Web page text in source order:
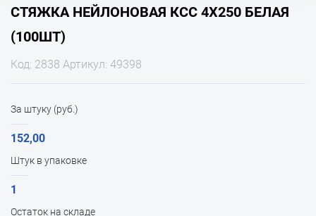
СТЯЖКА НЕЙЛОНОВАЯ КСС 4Х250 БЕЛАЯ
(100ШТ)
Код: 2838 Артикул: 49398
За штуку (руб.)
152,00
Штук в упаковке
1
Остаток на складе